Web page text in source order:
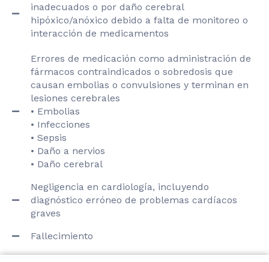
inadecuados o por daño cerebral
hipóxico/anóxico debido a falta de monitoreo o
interacción de medicamentos
Errores de medicación como administración de
fármacos contraindicados o sobredosis que
causan embolias o convulsiones y terminan en
lesiones cerebrales
• Embolias
• Infecciones
• Sepsis
• Daño a nervios
• Daño cerebral
Negligencia en cardiología, incluyendo
diagnóstico erróneo de problemas cardíacos
graves
Fallecimiento